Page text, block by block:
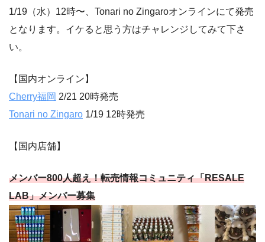
1/19（水）12時〜、Tonari no Zingaroオンラインにて発売
となります。イケると思う方はチャレンジしてみて下さ
い。
【国内オンライン】
Cherry福岡 2/21 20時発売
Tonari no Zingaro 1/19 12時発売
【国内店舗】
メンバー800人超え！転売情報コミュニティ「RESALE
LAB」メンバー募集